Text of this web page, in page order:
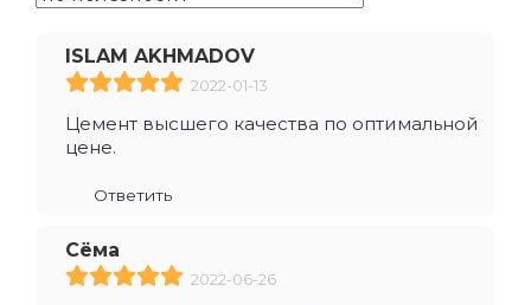
ISLAM AKHMADOV
2022-01-13
Цемент высшего качества по оптимальной
цене.
Ответить
Сёма
2022-06-26